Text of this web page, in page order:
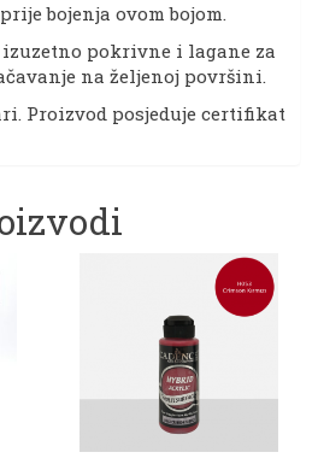
bojenja ovom bojom.
pokrivne i lagane za
na željenoj površini.
Proizvod posjeduje certifikat